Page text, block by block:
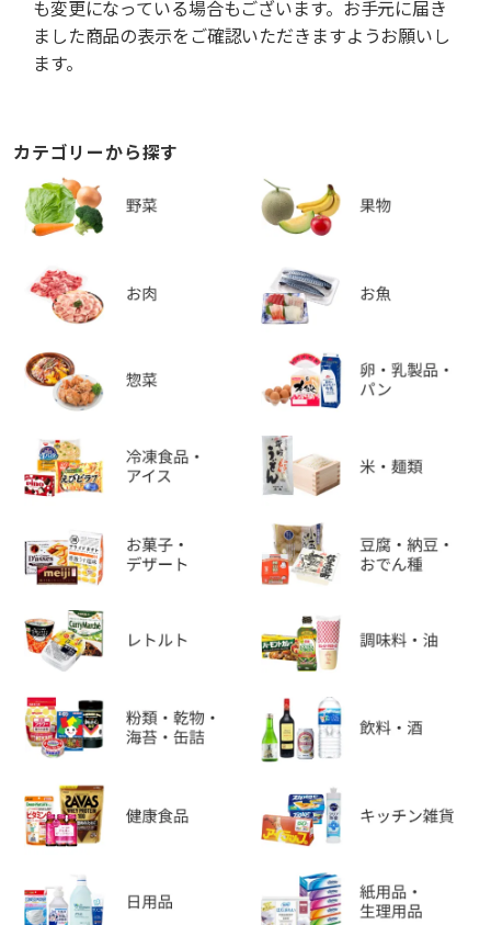
も変更になっている場合もございます。お手元に届き
ました商品の表示をご確認いただきますようお願いし
ます。
カテゴリーから探す